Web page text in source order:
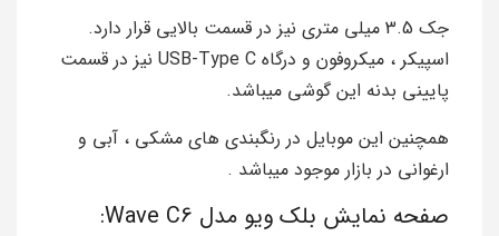
جک 3.5 میلی متری نیز در قسمت بالایی قرار دارد.
اسپیکر ، میکروفون و درگاه USB-Type C نیز در قسمت
پایینی بدنه این گوشی میباشد.
همچنین این موبایل در رنگبندی های مشکی ، آبی و
ارغوانی در بازار موجود میباشد .
صفحه نمایش بلک ویو مدل Wave C6: